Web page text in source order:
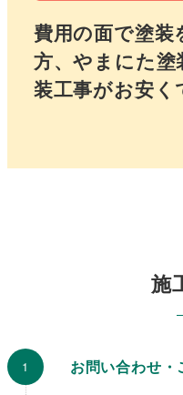
費用の面で塗
方、やまにた塗
装工事がお安く
施
お問い合わせ・